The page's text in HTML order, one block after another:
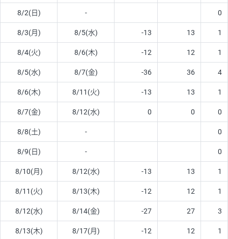
8/2(日) - 0
8/3(月) 8/5(水) -13 13 1
8/4(火) 8/6(木) -12 12 1
8/5(水) 8/7(金) -36 36 4
8/6(木) 8/11(火) -13 13 1
8/7(金) 8/12(水) 0 0 0
8/8(土) - 0
8/9(日) - 0
8/10(月) 8/12(水) -13 13 1
8/11(火) 8/13(木) -12 12 1
8/12(水) 8/14(金) -27 27 3
8/13(木) 8/17(月) -12 12 1